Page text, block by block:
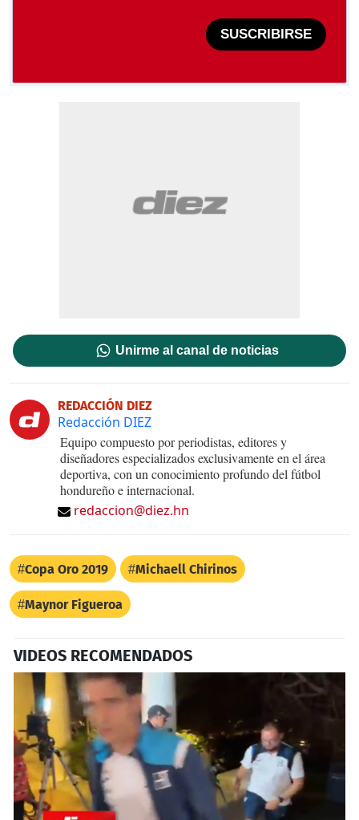
SUSCRIBIRSE
Unirme al canal de noticias
REDACCIÓN DIEZ
Redacción DIEZ
Equipo compuesto por periodistas, editores y
diseñadores especializados exclusivamente en el área
deportiva, con un conocimiento profundo del fútbol
hondureño e internacional.
redaccion@diez.hn
Copa Oro 2019 Michaell Chirinos
Maynor Figueroa
VIDEOS RECOMENDADOS